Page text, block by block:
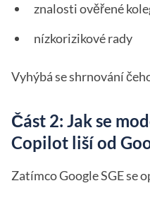
znalosti ověřené
nízkorizikové rady
Vyhýbá se shrnování
Část 2: Jak se
Copilot liší od
Zatímco Google SGE se